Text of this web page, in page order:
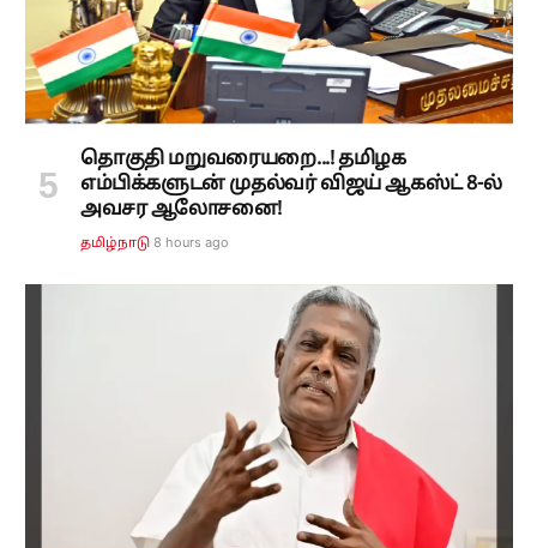
தொகுதி மறுவரையறை...! தமிழக
எம்பிக்களுடன் முதல்வர் விஜய் ஆகஸ்ட் 8-ல்
அவசர ஆலோசனை!
தமிழ்நாடு 8 hours ago